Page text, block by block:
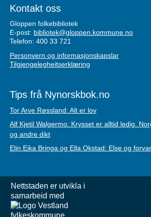
Kontakt oss
Gloppen folkebibliotek
E-post: bibliotek@gloppen.kommune.no
Telefon: 400 33 721
Personvern og informasjonskapslar
Tilgjengelegheitserklæring
Tips frå Nynorskbok.no
Tor Arve Røssland: Alt er lov
Alf Kjetil Walgermo: Krysset er alltid ledig.
og andre dikt
Elin Eika Bringa og Ella Okstad: Else og
Nettstaden er utvikla i
samarbeid med